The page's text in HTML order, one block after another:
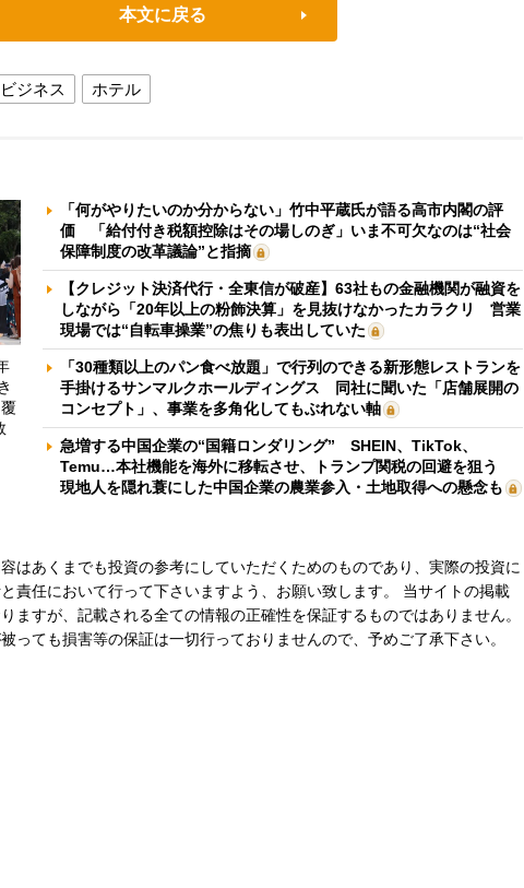
本文に戻る
ビジネス ホテル
「何がやりたいのか分からない」竹中平蔵氏が語る高市内閣の評
価 「給付付き税額控除はその場しのぎ」いま不可欠なのは“社会
保障制度の改革議論”と指摘
【クレジット決済代行・全東信が破産】63社もの金融機関が融資を
しながら「20年以上の粉飾決算」を見抜けなかったカラクリ 営業
現場では“自転車操業”の焦りも表出していた
「30種類以上のパン食べ放題」で行列のできる新形態レストランを
手掛けるサンマルクホールディングス 同社に聞いた「店舗展開の
コンセプト」、事業を多角化してもぶれない軸
急増する中国企業の“国籍ロンダリング” SHEIN、TikTok、
Temu…本社機能を海外に移転させ、トランプ関税の回避を狙う
現地人を隠れ蓑にした中国企業の農業参入・土地取得への懸念も
はあくまでも投資の参考にしていただくためのものであり、実際の投資に
責任において行って下さいますよう、お願い致します。 当サイトの掲載
ますが、記載される全ての情報の正確性を保証するものではありません。
っても損害等の保証は一切行っておりませんので、予めご了承下さい。